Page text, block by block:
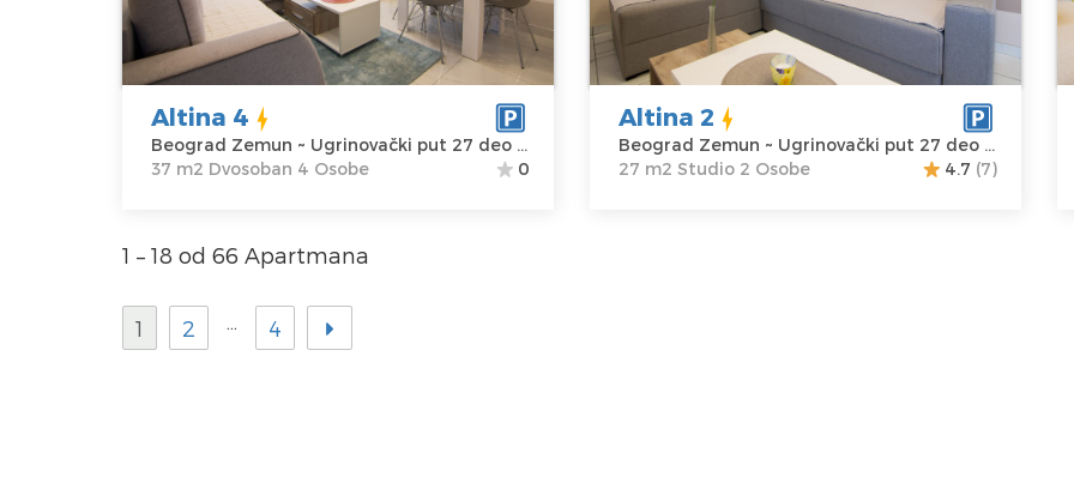
Lokacija:
Beograd
Zemun
Adresa:
Ugrinovački
put 27 deo br.2
Gosti:
Kvadratura :37
m2
Dvosoban
Altina 4
Beograd Zemun ~ Ugrinovački put 27 deo br.2
37 m2 Dvosoban 4 Osobe
0
Lokacija:
Beograd
Zemun
Adresa:
Ugrinovački
put 27 deo br.2
Gosti:2
Kvadratura :
27
m2
Studio
Altina 2
Beograd Zemun ~ Ugrinovački put 27 deo br.2
27 m2 Studio 2 Osobe
4.7 (7)
1 – 18 od 66 Apartmana
1 2 4